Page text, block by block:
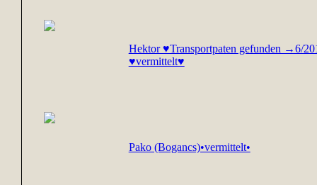
Hektor ♥Transportpaten gefunden →6/
♥vermittelt♥
Pako (Bogancs)•vermittelt•